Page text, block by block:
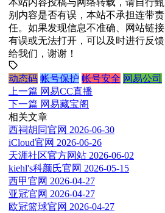
别内容是否有误，本站不承担连带责
任。如果发现信息不准确、网站链接
有误或无法打开，可以及时进行反馈
给我们，谢谢！
动态码 帐号保护 帐号安全 网易公司
上一篇 网易CC直播
下一篇 网易藏宝阁
相关文章
西祠胡同官网 2026-06-30
iCloud官网 2026-06-26
天涯社区官方网站 2026-06-02
kiehl's科颜氏官网 2026-05-15
西甲官网 2026-04-27
亚冠官网 2026-04-27
欧冠篮球官网 2026-04-27